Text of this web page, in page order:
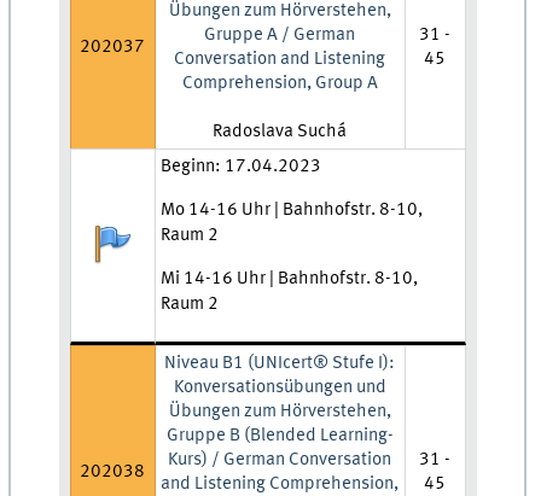
202037
Übungen zum Hörverstehen,
Gruppe A / German
Conversation and Listening
Comprehension, Group A
Lehrkraft:
Radoslava Suchá
31 -
45
Anmeldestatus:
Zeit und Ort:
Beginn: 17.04.2023
Mo 14-16 Uhr | Bahnhofstr. 8-10,
Raum 2
Mi 14-16 Uhr | Bahnhofstr. 8-10,
Raum 2
202038
Niveau B1 (UNIcert® Stufe I):
Konversationsübungen und
Übungen zum Hörverstehen,
Gruppe B (Blended Learning-
Kurs) / German Conversation
and Listening Comprehension,
31 -
45